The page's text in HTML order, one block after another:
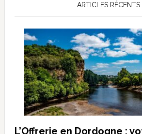
ARTICLES RÉCENTS
L’Offrerie en Dordogne :